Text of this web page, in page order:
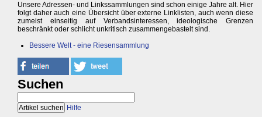
Unsere Adressen- und Linkssammlungen sind schon einige Jahre alt. Hier
folgt daher auch eine Übersicht über externe Linklisten, auch wenn diese
zumeist einseitig auf Verbandsinteressen, ideologische Grenzen
beschränkt oder schlicht unkritisch zusammengebastelt sind.
Bessere Welt - eine Riesensammlung
Suchen
Hilfe